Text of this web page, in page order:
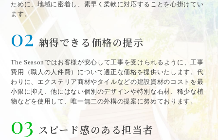
ために、地域に密着し、素早く柔軟に対応することを心掛けてい
ます。
02 納得できる価格の提示
The Seasonではお客様が安心して工事を受けられるように、工事
費用（職人の人件費）について適正な価格を提供いたします。代
わりに、エクステリア商材やタイルなどの建設資材のコストを最
小限に抑え、他にはない個別のデザインや特別な石材、稀少な植
物などを使用して、唯一無二の外構の提案に努めております。
03 スピード感のある担当者